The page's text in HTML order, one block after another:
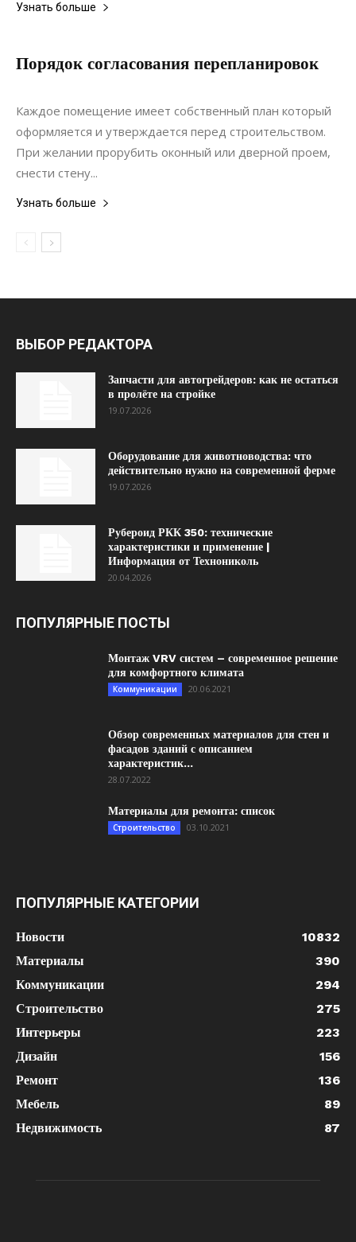
Узнать больше
Порядок согласования перепланировок
18.06.2021
Каждое помещение имеет собственный план который
оформляется и утверждается перед строительством.
При желании прорубить оконный или дверной проем,
снести стену...
Узнать больше
ВЫБОР РЕДАКТОРА
Запчасти для автогрейдеров: как не остаться
в пролёте на стройке
19.07.2026
Оборудование для животноводства: что
действительно нужно на современной ферме
19.07.2026
Рубероид РКК 350: технические
характеристики и применение |
Информация от Технониколь
20.04.2026
ПОПУЛЯРНЫЕ ПОСТЫ
Монтаж VRV систем – современное решение
для комфортного климата
Коммуникации 20.06.2021
Обзор современных материалов для стен и
фасадов зданий с описанием
характеристик...
28.07.2022
Материалы для ремонта: список
Строительство 03.10.2021
ПОПУЛЯРНЫЕ КАТЕГОРИИ
Новости
10832
Материалы
390
Коммуникации
294
Строительство
275
Интерьеры
223
Дизайн
156
Ремонт
136
Мебель
89
Недвижимость
87